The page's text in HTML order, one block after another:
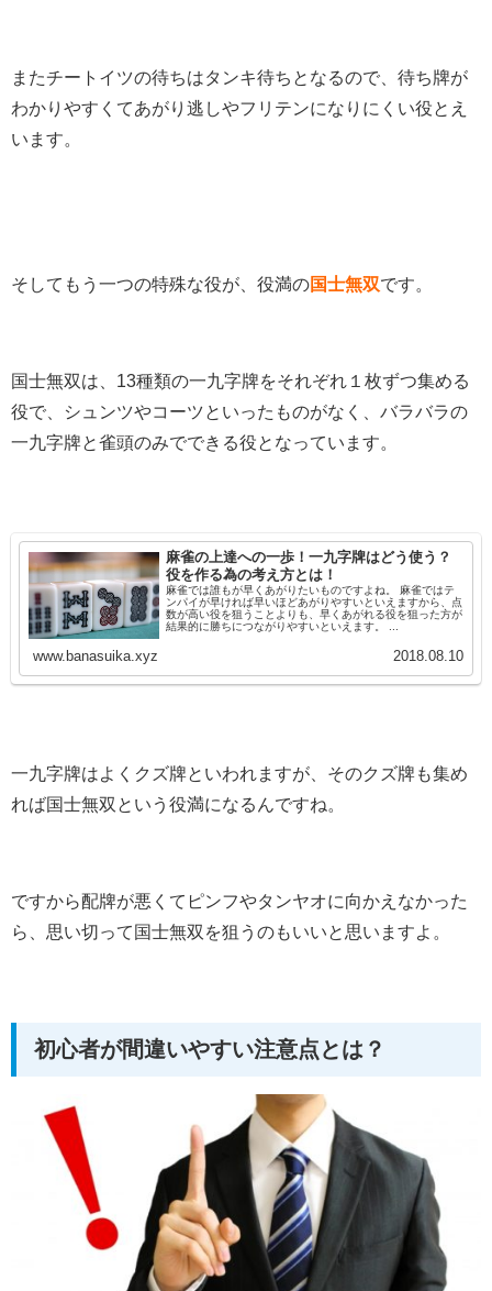
またチートイツの待ちはタンキ待ちとなるので、待ち牌が
わかりやすくてあがり逃しやフリテンになりにくい役とえ
います。
そしてもう一つの特殊な役が、役満の国士無双です。
国士無双は、13種類の一九字牌をそれぞれ１枚ずつ集める
役で、シュンツやコーツといったものがなく、バラバラの
一九字牌と雀頭のみでできる役となっています。
麻雀の上達への一歩！一九字牌はどう使う？
役を作る為の考え方とは！
麻雀では誰もが早くあがりたいものですよね。 麻雀ではテ
ンパイが早ければ早いほどあがりやすいといえますから、点
数が高い役を狙うことよりも、早くあがれる役を狙った方が
結果的に勝ちにつながりやすいといえます。 ...
www.banasuika.xyz 2018.08.10
一九字牌はよくクズ牌といわれますが、そのクズ牌も集め
れば国士無双という役満になるんですね。
ですから配牌が悪くてピンフやタンヤオに向かえなかった
ら、思い切って国士無双を狙うのもいいと思いますよ。
初心者が間違いやすい注意点とは？